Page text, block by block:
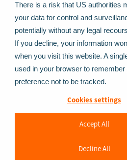
There is a risk that US authorities
your data for control and
potentially without any legal
If you decline, your information
when you visit this website. A
used in your browser to remember
preference not to be tracked.
Cookies settings
Accept All
Decline All